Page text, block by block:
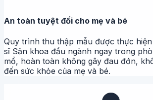
An toàn tuyệt đối cho mẹ và bé
Quy trình thu thập mẫu được thực
sĩ Sản khoa đầu ngành ngay trong
mổ, hoàn toàn không gây đau đớn,
đến sức khỏe của mẹ và bé.